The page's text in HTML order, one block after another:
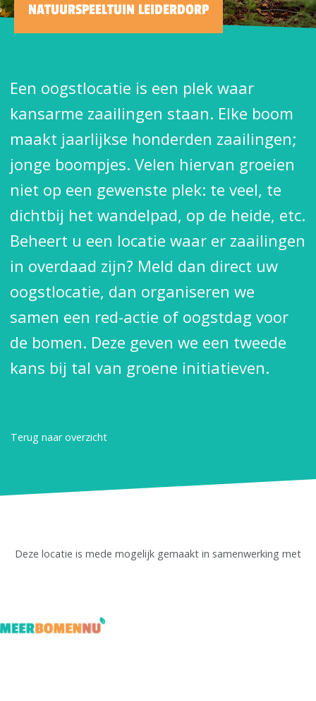
NATUURSPEELTUIN LEIDERDORP
Een oogstlocatie is een plek waar
kansarme zaailingen staan. Elke boom
maakt jaarlijkse honderden zaailingen;
jonge boompjes. Velen hiervan groeien
niet op een gewenste plek: te veel, te
dichtbij het wandelpad, op de heide, etc.
Beheert u een locatie waar er zaailingen
in overdaad zijn? Meld dan direct uw
oogstlocatie, dan organiseren we
samen een red-actie of oogstdag voor
de bomen. Deze geven we een tweede
kans bij tal van groene initiatieven.
Terug naar overzicht
Deze locatie is mede mogelijk gemaakt in samenwerking met